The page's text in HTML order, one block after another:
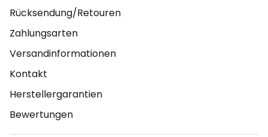
Rücksendung/Retouren
Zahlungsarten
Versandinformationen
Kontakt
Herstellergarantien
Bewertungen